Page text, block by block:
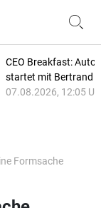
CEO Breakfast:
startet mit Bertrand
07.08.2026, 12:05
Formsache